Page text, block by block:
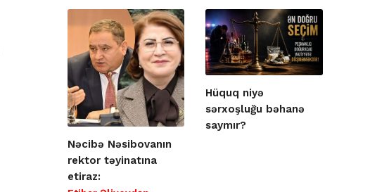
Nəcibə Nəsibovanın
rektor təyinatına
etiraz:
Hüquq niyə
sərxoşluğu bəhanə
saymır?